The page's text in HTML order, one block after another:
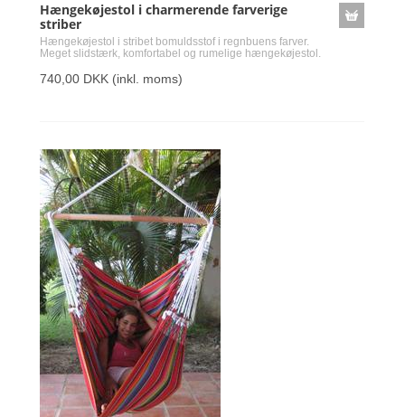
Hængekøjestol i charmerende farverige
striber
Hængekøjestol i stribet bomuldsstof i regnbuens farver.
Meget slidstærk, komfortabel og rumelige hængekøjestol.
740,00 DKK (inkl. moms)